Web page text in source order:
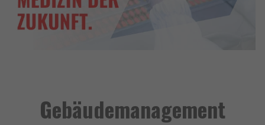
Gebäudemanagement